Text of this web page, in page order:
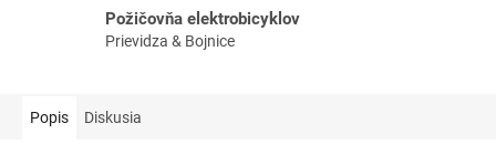
Požičovňa elektrobicyklov
Prievidza & Bojnice
Popis Diskusia